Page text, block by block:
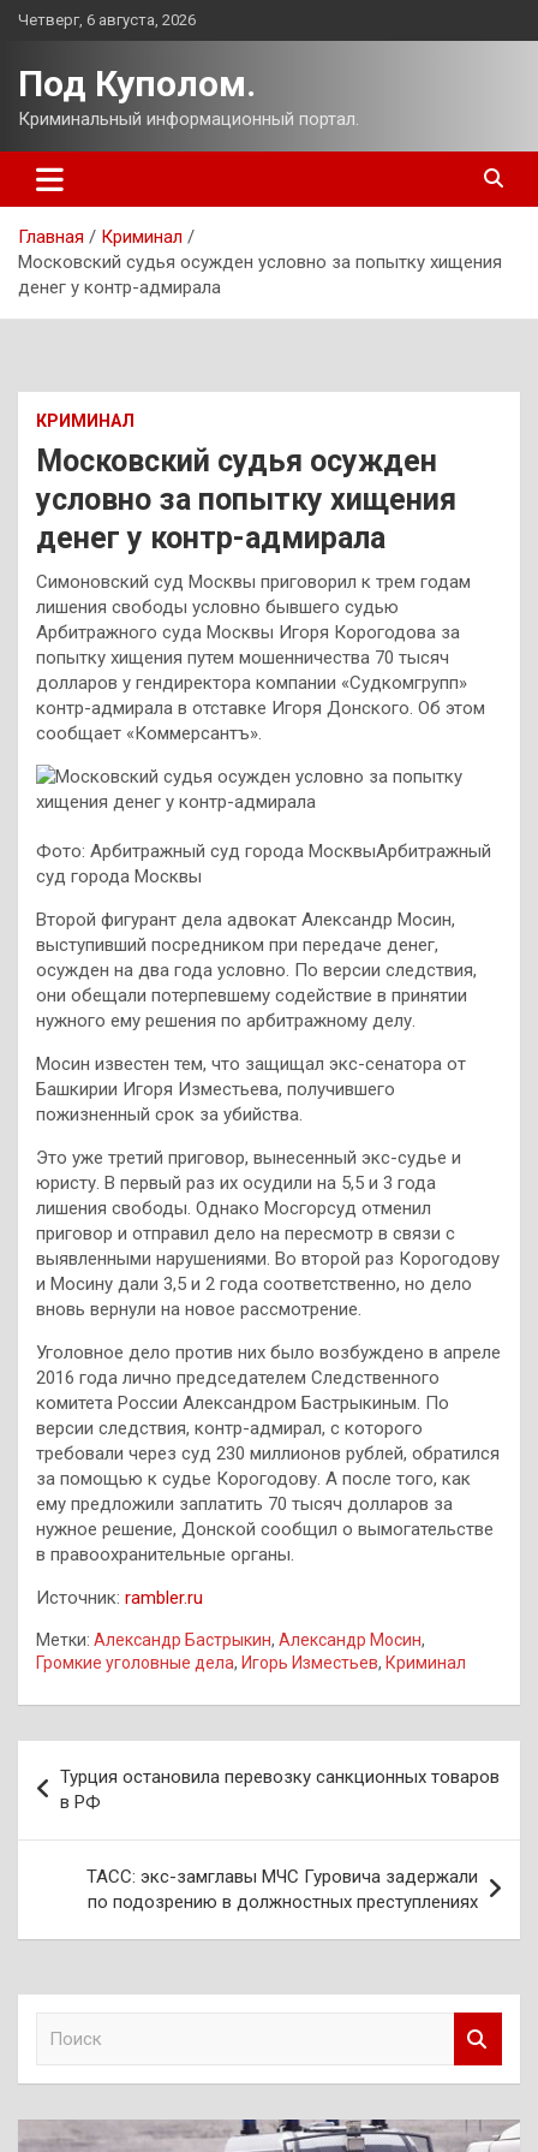
Перейти
Четверг, 6 августа, 2026
Под Куполом.
Криминальный информационный портал.
Главная
Криминал
Московский судья осужден условно за попытку хищения
денег у контр-адмирала
КРИМИНАЛ
Московский судья осужден
условно за попытку хищения
денег у контр-адмирала
Симоновский суд Москвы приговорил к трем годам
лишения свободы условно бывшего судью
Арбитражного суда Москвы Игоря Корогодова за
попытку хищения путем мошенничества 70 тысяч
долларов у гендиректора компании «Судкомгрупп»
контр-адмирала в отставке Игоря Донского. Об этом
сообщает «Коммерсантъ».
Фото: Арбитражный суд города МосквыАрбитражный
суд города Москвы
Второй фигурант дела адвокат Александр Мосин,
выступивший посредником при передаче денег,
осужден на два года условно. По версии следствия,
они обещали потерпевшему содействие в принятии
нужного ему решения по арбитражному делу.
Мосин известен тем, что защищал экс-сенатора от
Башкирии Игоря Изместьева, получившего
пожизненный срок за убийства.
Это уже третий приговор, вынесенный экс-судье и
юристу. В первый раз их осудили на 5,5 и 3 года
лишения свободы. Однако Мосгорсуд отменил
приговор и отправил дело на пересмотр в связи с
выявленными нарушениями. Во второй раз Корогодову
и Мосину дали 3,5 и 2 года соответственно, но дело
вновь вернули на новое рассмотрение.
Уголовное дело против них было возбуждено в апреле
2016 года лично председателем Следственного
комитета России Александром Бастрыкиным. По
версии следствия, контр-адмирал, с которого
требовали через суд 230 миллионов рублей, обратился
за помощью к судье Корогодову. А после того, как
ему предложили заплатить 70 тысяч долларов за
нужное решение, Донской сообщил о вымогательстве
в правоохранительные органы.
Источник: rambler.ru
Метки: Александр Бастрыкин, Александр Мосин,
Громкие уголовные дела, Игорь Изместьев, Криминал
по
записям
Турция остановила перевозку санкционных товаров
в РФ
ТАСС: экс-замглавы МЧС Гуровича задержали
по подозрению в должностных преступлениях
к